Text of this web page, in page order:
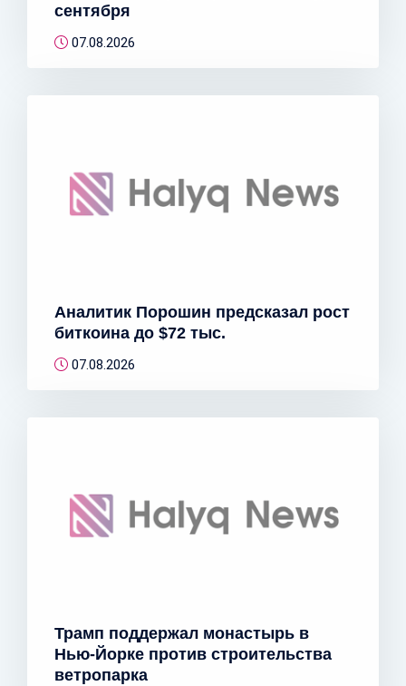
сентября
07.08.2026
Аналитик Порошин предсказал рост
биткоина до $72 тыс.
07.08.2026
Трамп поддержал монастырь в
Нью-Йорке против строительства
ветропарка